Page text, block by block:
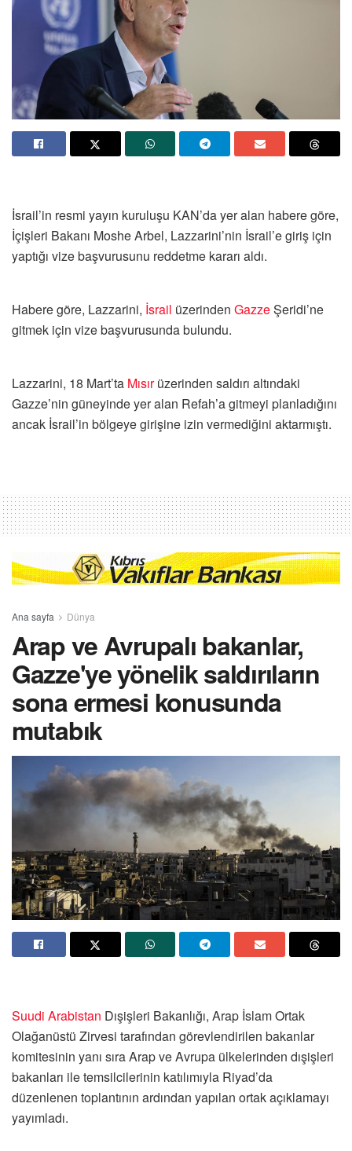
İsrail’in resmi yayın kuruluşu KAN’da yer alan habere göre,
İçişleri Bakanı Moshe Arbel, Lazzarini’nin İsrail’e giriş için
yaptığı vize başvurusunu reddetme kararı aldı.
Habere göre, Lazzarini, İsrail üzerinden GazzeŞeridi’ne
gitmek için vize başvurusunda bulundu.
Lazzarini, 18 Mart’ta Mısırüzerinden saldırı altındaki
Gazze’nin güneyinde yer alan Refah’a gitmeyi planladığını
ancak İsrail’in bölgeye girişine izin vermediğini aktarmıştı.
Ana sayfa Dünya
Arap ve Avrupalı bakanlar,
Gazze'ye yönelik saldırıların
sona ermesi konusunda
mutabık
Suudi Arabistan Dışişleri Bakanlığı, Arap İslam Ortak
Olağanüstü Zirvesi tarafından görevlendirilen bakanlar
komitesinin yanı sıra Arap ve Avrupa ülkelerinden dışişleri
bakanları ile temsilcilerinin katılımıyla Riyad’da
düzenlenen toplantının ardından yapılan ortak açıklamayı
yayımladı.